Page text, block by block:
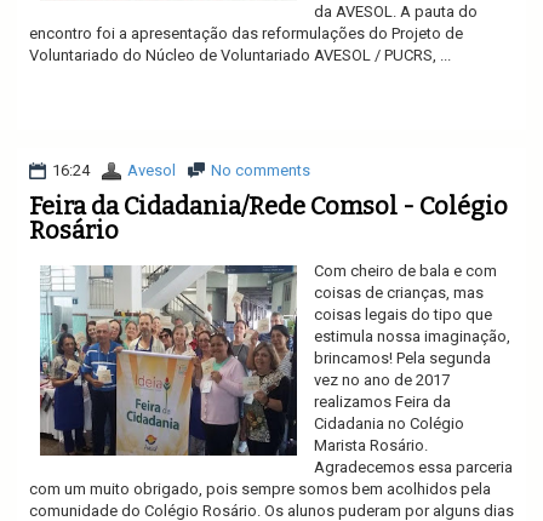
da AVESOL. A pauta do
encontro foi a apresentação das reformulações do Projeto de
Voluntariado do Núcleo de Voluntariado AVESOL / PUCRS, ...
16:24 Avesol No comments
Feira da Cidadania/Rede Comsol - Colégio
Rosário
Com cheiro de bala e com
coisas de crianças, mas
coisas legais do tipo que
estimula nossa imaginação,
brincamos! Pela segunda
vez no ano de 2017
realizamos Feira da
Cidadania no Colégio
Marista Rosário.
Agradecemos essa parceria
com um muito obrigado, pois sempre somos bem acolhidos pela
comunidade do Colégio Rosário. Os alunos puderam por alguns dias